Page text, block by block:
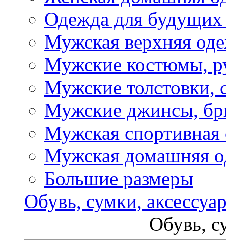
Одежда для
Мужская верхняя
Мужские костюмы,
Мужские толстовки,
Мужские джинсы,
Мужская спортивная
Мужская домашняя
Большие размеры
Обувь, сумки,
Обувь,